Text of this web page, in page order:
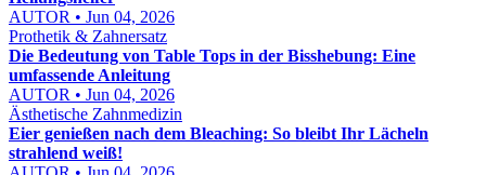
AUTOR • Jun 04, 2026
Prothetik & Zahnersatz
Die Bedeutung von Table Tops in der Bisshebung: Eine
umfassende Anleitung
AUTOR • Jun 04, 2026
Ästhetische Zahnmedizin
Eier genießen nach dem Bleaching: So bleibt Ihr Lächeln
strahlend weiß!